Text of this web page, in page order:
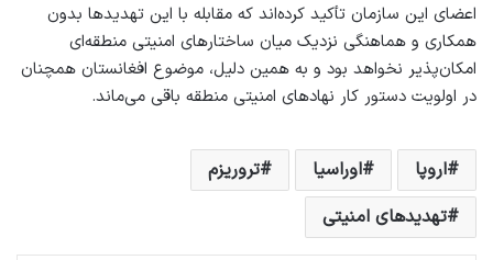
اعضای این سازمان تأکید کرده‌اند که مقابله با این تهدیدها بدون
همکاری و هماهنگی نزدیک میان ساختارهای امنیتی منطقه‌ای
امکان‌پذیر نخواهد بود و به همین دلیل، موضوع افغانستان همچنان
در اولویت دستور کار نهادهای امنیتی منطقه باقی می‌ماند.
اروپا اوراسیا
تروریزم
تهدیدهای امنیتی